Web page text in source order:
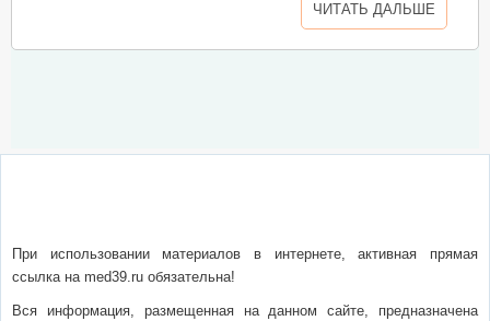
ЧИТАТЬ ДАЛЬШЕ
При использовании материалов в интернете, активная прямая
ссылка на med39.ru обязательна!
Вся информация, размещенная на данном сайте, предназначена